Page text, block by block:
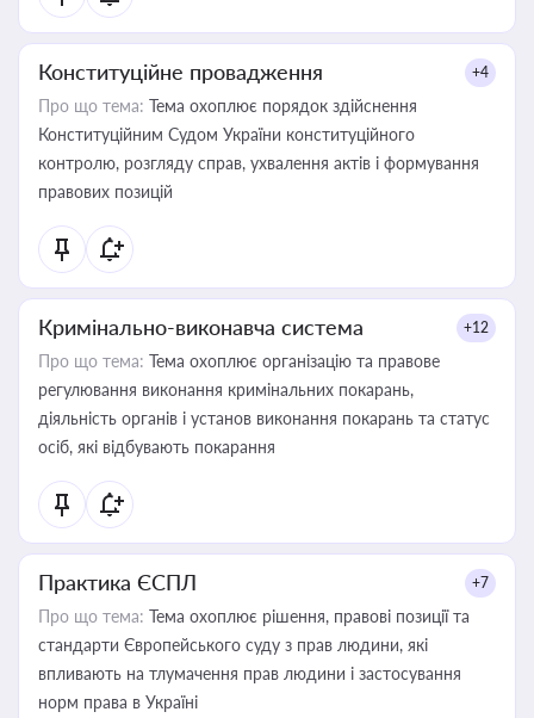
Конституційне провадження +4
Про що тема: Тема охоплює порядок здійснення
Конституційним Судом України конституційного
контролю, розгляду справ, ухвалення актів і формування
правових позицій
Кримінально-виконавча система +12
Про що тема: Тема охоплює організацію та правове
регулювання виконання кримінальних покарань,
діяльність органів і установ виконання покарань та статус
осіб, які відбувають покарання
Практика ЄСПЛ +7
Про що тема: Тема охоплює рішення, правові позиції та
стандарти Європейського суду з прав людини, які
впливають на тлумачення прав людини і застосування
норм права в Україні